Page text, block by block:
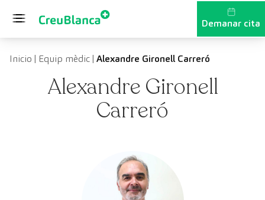
Demanar cita
Inicio | Equip mèdic| Alexandre Gironell Carreró
Alexandre Gironell
Carreró